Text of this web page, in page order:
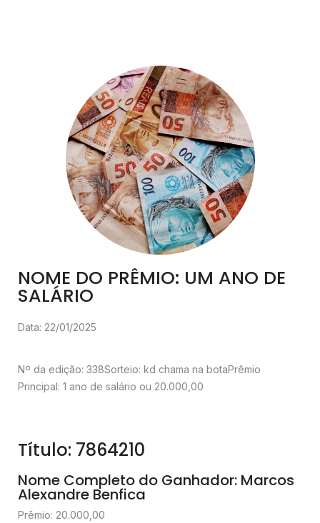
NOME DO PRÊMIO: UM ANO DE
SALÁRIO
Data: 22/01/2025
Nº da edição: 338Sorteio: kd chama na botaPrêmio
Principal: 1 ano de salário ou 20.000,00
Título: 7864210
Nome Completo do Ganhador: Marcos
Alexandre Benfica
Prêmio: 20.000,00